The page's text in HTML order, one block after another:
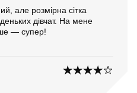
але розмірна сітка
дівчат. На мене
— супер!